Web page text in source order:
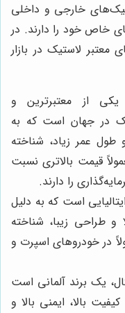
خارجی و داخلی
خاص خود را دارند. در
لاستیک در بازار
از معتبرترین و
در جهان است که به
طول عمر زیاد، شناخته
قیمت بالاتری نسبت
را دارند.
است که به دلیل
و طراحی زیبا، شناخته
در خودروهای اسپرت و
یک برند آلمانی است
بالا، ایمنی بالا و